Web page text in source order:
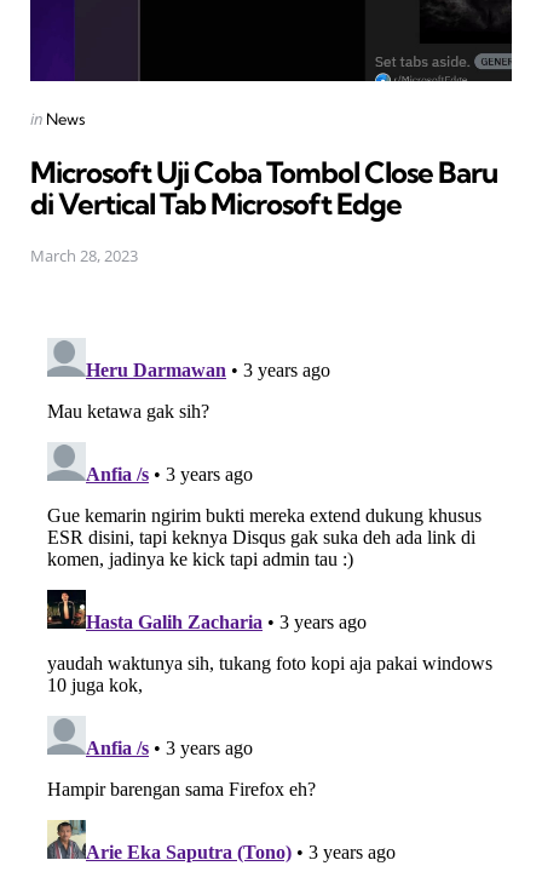
Posted
in News
Microsoft Uji Coba Tombol Close Baru
di Vertical Tab Microsoft Edge
March 28, 2023